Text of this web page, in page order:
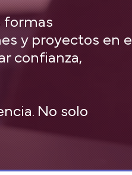
formas
y proyectos en el
confianza,
No solo